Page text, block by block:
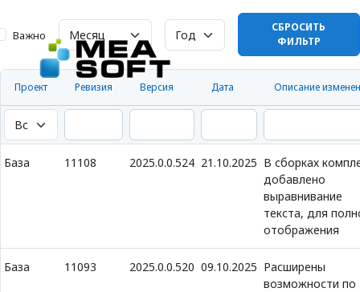
Важно
СБРОСИТЬ
ФИЛЬТР
Проект Ревизия Версия Дата Описание
База 11108 2025.0.0.524 21.10.2025 В сборках
добавлено
выравнивание
текста, для
отображения
База 11093 2025.0.0.520 09.10.2025 Расширены
возможности по